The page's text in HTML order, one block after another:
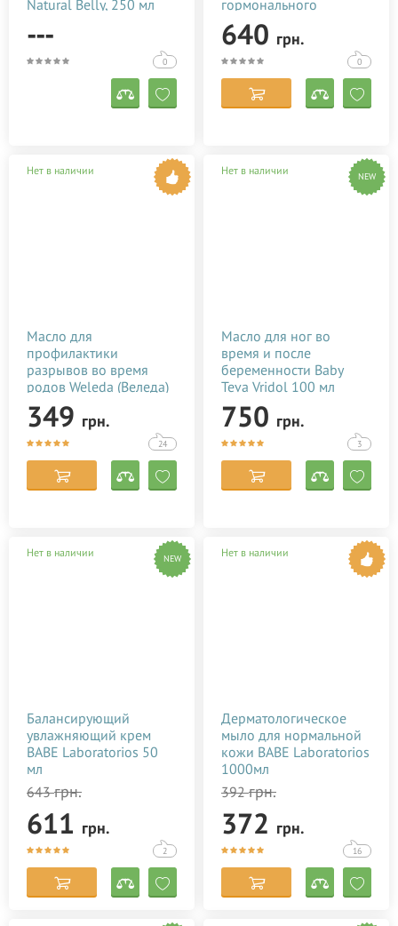
Natural Belly, 250 мл
---
0
гормонального
состояния после родов
Baby Teva Roga Oil 100
мл
640 грн.
0
Нет в наличии
Масло для
профилактики
разрывов во время
родов Weleda (Веледа)
50 мл
349 грн.
24
Нет в наличии NEW
Масло для ног во
время и после
беременности Baby
Teva Vridol 100 мл
750 грн.
3
Нет в наличии NEW
Балансирующий
увлажняющий крем
BABE Laboratorios 50
мл
643грн.
611 грн.
2
Нет в наличии
Дерматологическое
мыло для нормальной
кожи BABE Laboratorios
1000мл
392грн.
372 грн.
16